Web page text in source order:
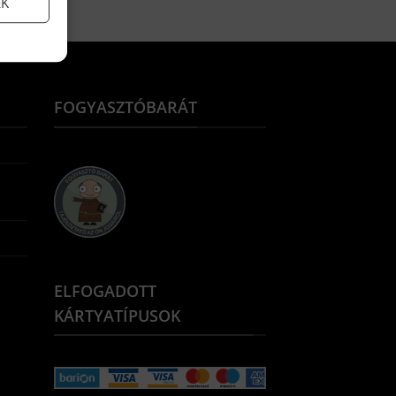
FOGYASZTÓBARÁT
ELFOGADOTT
KÁRTYATÍPUSOK